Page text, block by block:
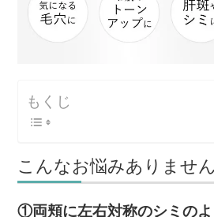
もくじ
こんなお悩みありませ
①両頬に左右対称のシミの